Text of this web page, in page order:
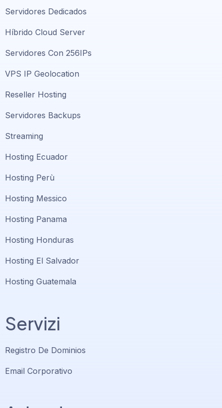
Servidores Dedicados
Híbrido Cloud Server
Servidores Con 256IPs
VPS IP Geolocation
Reseller Hosting
Servidores Backups
Streaming
Hosting Ecuador
Hosting Perù
Hosting Messico
Hosting Panama
Hosting Honduras
Hosting El Salvador
Hosting Guatemala
Servizi
Registro De Dominios
Email Corporativo